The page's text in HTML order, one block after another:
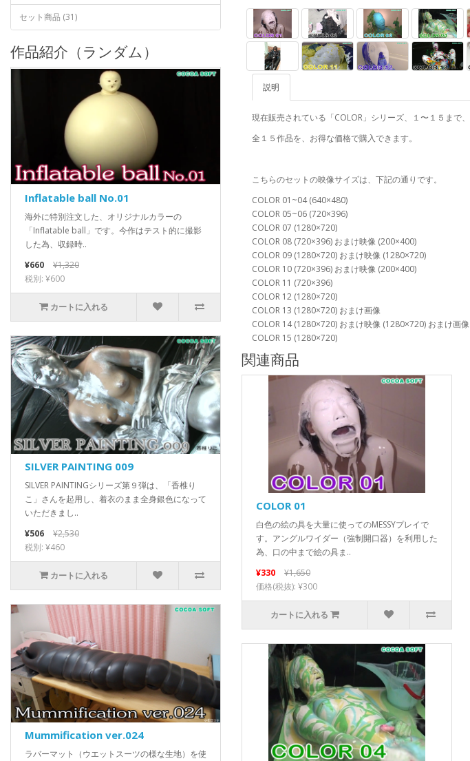
セット商品 (31)
作品紹介（ランダム）
Inflatable ball No.01
海外に特別注文した、オリジナルカラーの
「Inflatable ball」です。今作はテスト的に撮影
した為、収録時..
¥660
¥1,320
税別: ¥600
カートに入れる
SILVER PAINTING 009
SILVER PAINTINGシリーズ第９弾は、「香椎り
こ」さんを起用し、着衣のまま全身銀色になって
いただきまし..
¥506
¥2,530
税別: ¥460
カートに入れる
Mummification ver.024
ラバーマット（ウエットスーツの様な生地）を使
説明
現在販売されている「COLOR 」シリーズ、１〜１５まで、
全１５作品を、お得な価格で購入できます。
こちらのセットの映像サイズは、下記の通りです。
COLOR 01~04 (640×480)
COLOR 05~06 (720×396)
COLOR 07 (1280×720)
COLOR 08 (720×396) おまけ映像 (200×400)
COLOR 09 (1280×720) おまけ映像 (1280×720)
COLOR 10 (720×396) おまけ映像 (200×400)
COLOR 11 (720×396)
COLOR 12 (1280×720)
COLOR 13 (1280×720) おまけ画像
COLOR 14 (1280×720) おまけ映像 (1280×720) おまけ画像
COLOR 15 (1280×720)
関連商品
COLOR 01
白色の絵の具を大量に使ってのMESSYプレイで
す。アングルワイダー（強制開口器）を利用した
為、口の中まで絵の具ま..
¥330
¥1,650
価格(税抜): ¥300
カートに入れる